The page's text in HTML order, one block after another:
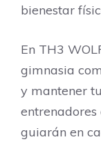
bienestar
En TH3
gimnasia
y mantener
guiarán en